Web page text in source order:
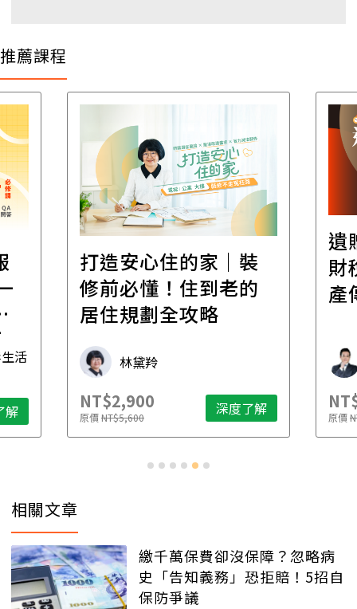
推薦課程
活
解
打造安心住的家｜裝
修前必懂！住到老的
居住規劃全攻略
林黛羚
NT$2,900
原價NT$5,600 深度了解
遺
財
產
原價
相關文章
繳千萬保費卻沒保障？忽略病
史「告知義務」恐拒賠！5招自
保防爭議